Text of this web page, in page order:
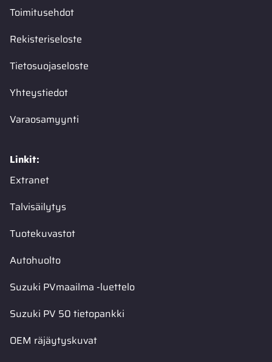
Toimitusehdot
Rekisteriseloste
Tietosuojaseloste
Yhteystiedot
Varaosamyynti
Linkit:
Extranet
Talvisäilytys
Tuotekuvastot
Autohuolto
Suzuki PVmaailma -luettelo
Suzuki PV 50 tietopankki
OEM räjäytyskuvat